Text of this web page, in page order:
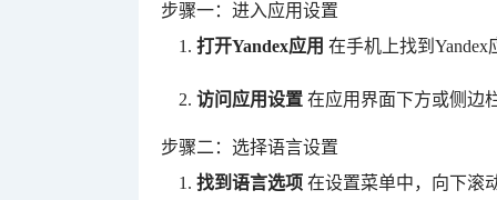
步骤一：进入应用设置
打开Yandex应用 在手机上找到
访问应用设置 在应用界面下方或侧边
步骤二：选择语言设置
找到语言选项 在设置菜单中，向下滚